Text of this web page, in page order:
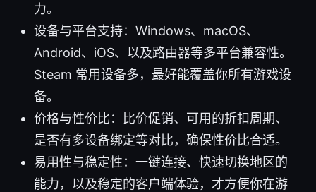
力。
设备与平台支持：Windows、macOS、
Android、iOS、以及路由器等多平台兼容性。
Steam 常用设备多，最好能覆盖你所有游戏设
备。
价格与性价比：比价促销、可用的折扣周期、
是否有多设备绑定等对比，确保性价比合适。
易用性与稳定性：一键连接、快速切换地区的
能力，以及稳定的客户端体验，才方便你在游